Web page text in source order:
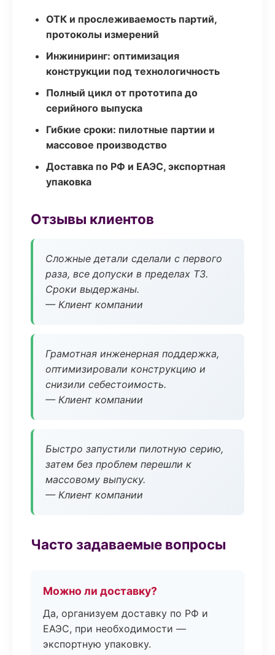
ОТК и прослеживаемость партий,
протоколы измерений
Инжиниринг: оптимизация
конструкции под технологичность
Полный цикл от прототипа до
серийного выпуска
Гибкие сроки: пилотные партии и
массовое производство
Доставка по РФ и ЕАЭС, экспортная
упаковка
Отзывы клиентов
Сложные детали сделали с первого
раза, все допуски в пределах ТЗ.
Сроки выдержаны.
— Клиент компании
Грамотная инженерная поддержка,
оптимизировали конструкцию и
снизили себестоимость.
— Клиент компании
Быстро запустили пилотную серию,
затем без проблем перешли к
массовому выпуску.
— Клиент компании
Часто задаваемые вопросы
Можно ли доставку?
Да, организуем доставку по РФ и
ЕАЭС, при необходимости —
экспортную упаковку.